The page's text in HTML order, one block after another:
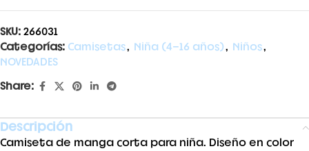
SKU: 266031
Categorías: Camisetas, Niña (4-16 años), Niños,
NOVEDADES
Share:
Descripción
Camiseta de manga corta para niña. Diseño en color